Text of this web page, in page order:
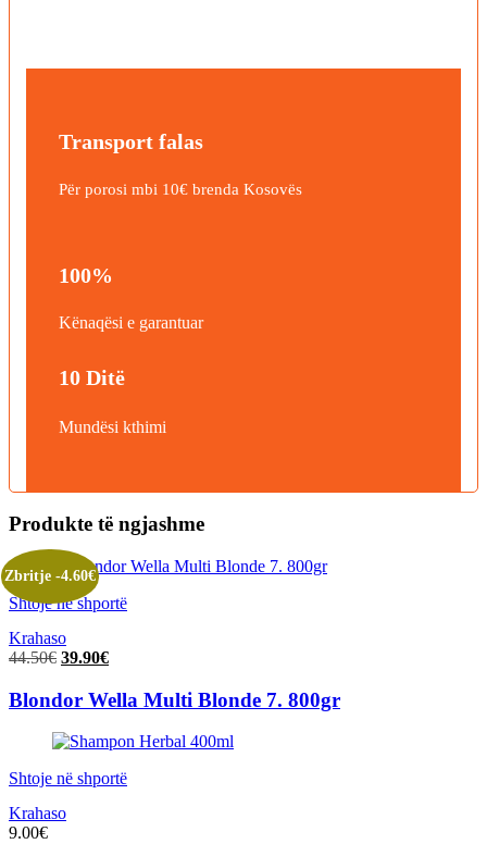
Transport falas
Për porosi mbi 10€ brenda Kosovës
100%
Kënaqësi e garantuar
10 Ditë
Mundësi kthimi
Produkte të ngjashme
Shtoje në shportë
Krahaso
Zbritje -4.60€
44.50€ Çmimi
qe:
44.50€.
39.90€Çmimi
tanishëm
është:
39.90€.
Blondor Wella Multi Blonde 7. 800gr
Shtoje në shportë
Krahaso
9.00€